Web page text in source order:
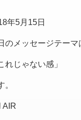
年5月15日
のメッセージテーマ
れじゃない感」
。
AIR